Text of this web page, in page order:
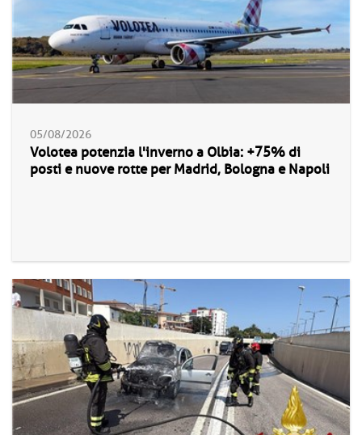
05/08/2026
Volotea potenzia l'inverno a Olbia: +75% di
posti e nuove rotte per Madrid, Bologna e Napoli